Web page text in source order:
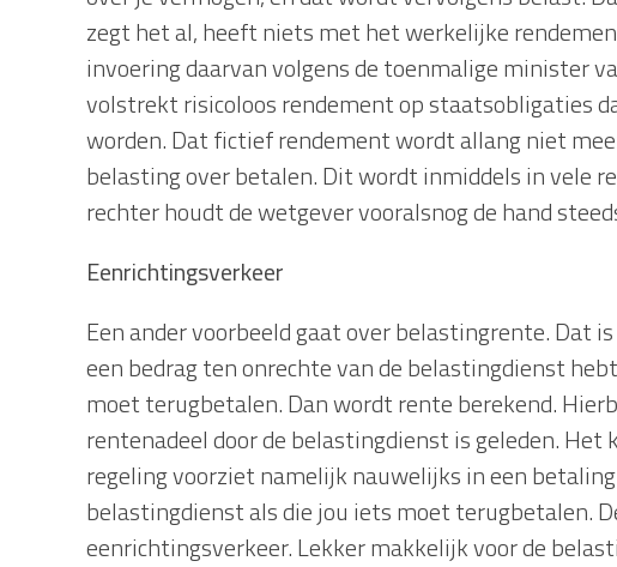
zegt het al, heeft niets met het werkelijke
invoering daarvan volgens de toenmalige minister
volstrekt risicoloos rendement op staatsobligaties
worden. Dat fictief rendement wordt allang niet
belasting over betalen. Dit wordt inmiddels in vele
rechter houdt de wetgever vooralsnog de hand
Eenrichtingsverkeer
Een ander voorbeeld gaat over belastingrente. Dat
een bedrag ten onrechte van de belastingdienst
moet terugbetalen. Dan wordt rente berekend.
rentenadeel door de belastingdienst is geleden. Het
regeling voorziet namelijk nauwelijks in een
belastingdienst als die jou iets moet terugbetalen.
eenrichtingsverkeer. Lekker makkelijk voor de